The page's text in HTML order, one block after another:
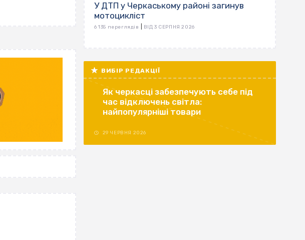
У ДТП у Черкаському районі загинув
мотоцикліст
6 135 переглядів ВІД 3 СЕРПНЯ 2026
ВИБІР РЕДАКЦІЇ
Як черкасці забезпечують себе під
час відключень світла:
найпопулярніші товари
29 ЧЕРВНЯ 2026